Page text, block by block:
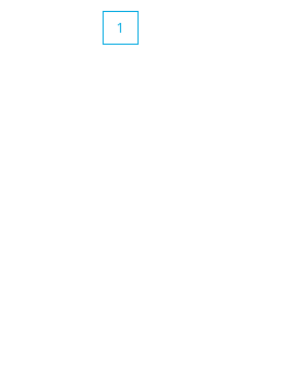
1